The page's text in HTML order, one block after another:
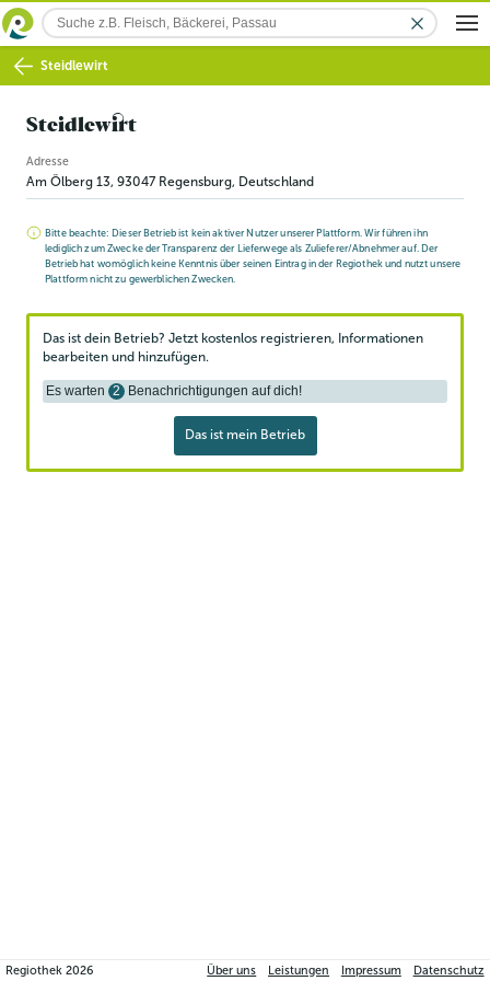
Steidlewirt
Steidlewirt
Adresse
Am Ölberg 13, 93047 Regensburg, Deutschland
Bitte beachte: Dieser Betrieb ist kein aktiver Nutzer unserer Plattform. Wir führen ihn
lediglich zum Zwecke der Transparenz der Lieferwege als Zulieferer/Abnehmer auf. Der
Betrieb hat womöglich keine Kenntnis über seinen Eintrag in der Regiothek und nutzt unsere
Plattform nicht zu gewerblichen Zwecken.
Das ist dein Betrieb? Jetzt kostenlos registrieren, Informationen
bearbeiten und hinzufügen.
Es warten 2 Benachrichtigungen auf dich!
Das ist mein Betrieb
Regiothek2026 Über uns Leistungen Impressum Datenschutz